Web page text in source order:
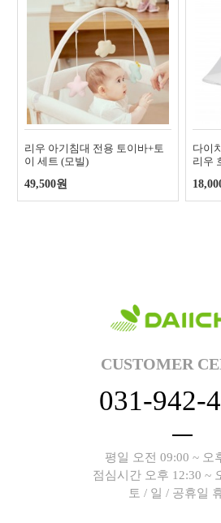
리우 아기침대 전용 토이바+토
이 세트 (모빌)
49,500원
다이
리우
CUSTOMER
031-942-
평일 오전 09:00 ~ 오
점심시간 오후 12:30 ~
토 / 일 / 공휴일